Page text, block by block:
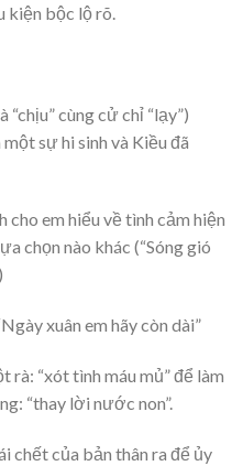
kiện bộc lộ rõ.
“chịu” cùng cử chỉ “lạy”)
sự hi sinh và Kiều đã
cho em hiểu về tình cảm hiện
chọn nào khác (“Sóng gió
xuân em hãy còn dài”
rà: “xót tình máu mủ” để làm
“thay lời nước non”.
chết của bản thân ra để ủy